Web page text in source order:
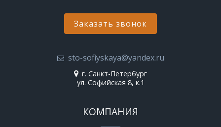
Заказать звонок
sto-sofiyskaya@yandex.ru
г. Санкт-Петербург
ул. Софийская 8, к.1
КОМПАНИЯ